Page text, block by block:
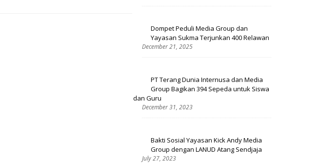
Dompet Peduli Media Group dan
Yayasan Sukma Terjunkan 400 Relawan
December 21, 2025
PT Terang Dunia Internusa dan Media
Group Bagikan 394 Sepeda untuk Siswa
dan Guru
December 31, 2023
Bakti Sosial Yayasan Kick Andy Media
Group dengan LANUD Atang Sendjaja
July 27, 2023